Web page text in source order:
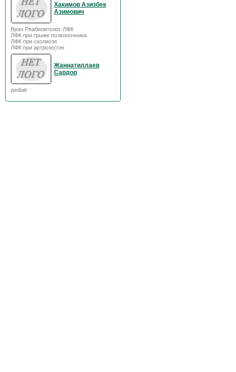
Хакимов Азизбек
Азимович
Врач Реабилитолог-ЛФК
ЛФК при грыже позвоночника
ЛФК при сколиозе
ЛФК при артрозе(гон
Жаннатиллаев
Сардор
pediatr